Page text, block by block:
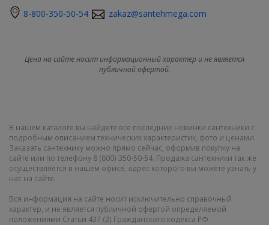
8-800-350-50-54 zakaz@santehmega.com
Цена на сайте носит информационный характер и не является
публичной офертой.
В нашем каталоге вы найдете все последние новинки сантехники с
подробным описанием технических характеристик, фото и ценами.
Заказать сантехнику можно прямо сейчас, оформив покупку на
сайте или по телефону 8 (800) 350-50-54. Продажа сантехники так же
осуществляется в нашем офисе, адрес которого вы можете узнать у
нас на сайте.
Вся информация на сайте носит исключительно справочный
характер, и не является публичной офертой определяемой
положениями Статьи 437 (2) Гражданского кодекса РФ.